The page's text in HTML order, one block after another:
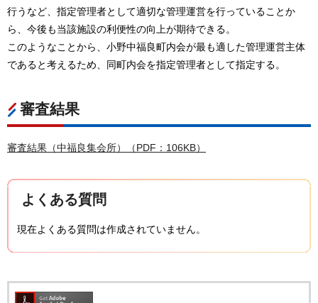
行うなど、指定管理者として適切な管理運営を行っていることか
ら、今後も当該施設の利便性の向上が期待できる。
このようなことから、小野中福良町内会が最も適した管理運営主体
であると考えるため、同町内会を指定管理者として指定する。
審査結果
審査結果（中福良集会所）（PDF：106KB）
よくある質問
現在よくある質問は作成されていません。